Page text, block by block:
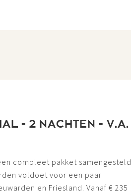
- 2 NACHTEN - V.A.
compleet pakket samengesteld
voldoet voor een paar
en Friesland. Vanaf € 235